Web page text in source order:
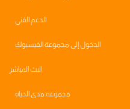
الدعم الفني
الدخول إلى مجموعة الفيسبوك
البث المباشر
مجموعه مدى الحياه